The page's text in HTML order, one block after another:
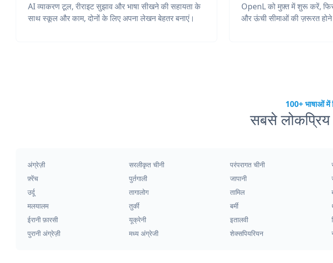
AI व्याकरण टूल, रीराइट सुझाव और भाषा सीखने की सहायता के
साथ स्कूल और काम, दोनों के लिए अपना लेखन बेहतर बनाएं।
OpenL को मुफ़्त में शुरू करें,
और ऊंची सीमाओं की ज़रूरत
100+ भाषाओं में
सबसे लोकप्रिय
अंग्रेज़ी सरलीकृत चीनी परंपरागत चीनी
फ़्रेंच
पुर्तगाली जापानी
उर्दू
तागालोग तामिल
मलयालम
तुर्की बर्मी
ईरानी फ़ारसी
यूक्रेनी इतालवी
पुरानी अंग्रेज़ी
मध्य अंग्रेजी शेक्सपियरियन